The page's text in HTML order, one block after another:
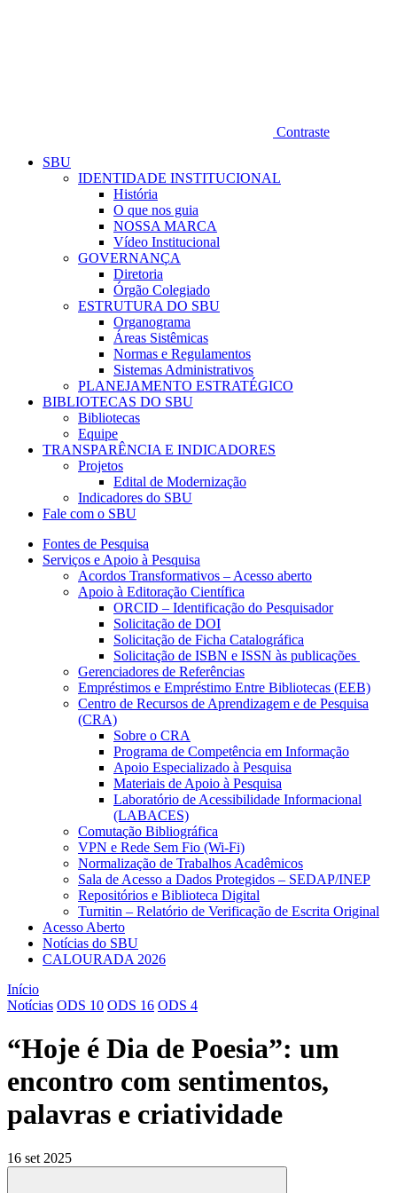
Contraste
SBU
IDENTIDADE INSTITUCIONAL
História
O que nos guia
NOSSA MARCA
Vídeo Institucional
GOVERNANÇA
Diretoria
Órgão Colegiado
ESTRUTURA DO SBU
Organograma
Áreas Sistêmicas
Normas e Regulamentos
Sistemas Administrativos
PLANEJAMENTO ESTRATÉGICO
BIBLIOTECAS DO SBU
Bibliotecas
Equipe
TRANSPARÊNCIA E INDICADORES
Projetos
Edital de Modernização
Indicadores do SBU
Fale com o SBU
Fontes de Pesquisa
Serviços e Apoio à Pesquisa
Acordos Transformativos – Acesso aberto
Apoio à Editoração Científica
ORCID – Identificação do Pesquisador
Solicitação de DOI
Solicitação de Ficha Catalográfica
Solicitação de ISBN e ISSN às publicações
Gerenciadores de Referências
Empréstimos e Empréstimo Entre Bibliotecas (EEB)
Centro de Recursos de Aprendizagem e de Pesquisa
(CRA)
Sobre o CRA
Programa de Competência em Informação
Apoio Especializado à Pesquisa
Materiais de Apoio à Pesquisa
Laboratório de Acessibilidade Informacional
(LABACES)
Comutação Bibliográfica
VPN e Rede Sem Fio (Wi-Fi)
Normalização de Trabalhos Acadêmicos
Sala de Acesso a Dados Protegidos – SEDAP/INEP
Repositórios e Biblioteca Digital
Turnitin – Relatório de Verificação de Escrita Original
Acesso Aberto
Notícias do SBU
CALOURADA 2026
Início
Notícias ODS 10 ODS 16 ODS 4
“Hoje é Dia de Poesia”: um
encontro com sentimentos,
palavras e criatividade
16 set 2025